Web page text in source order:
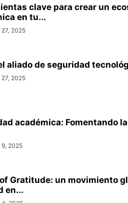
clave para crear un
en tu...
2025
aliado de seguridad
2025
académica: Fomentando
9, 2025
Gratitude: un movimiento
en...